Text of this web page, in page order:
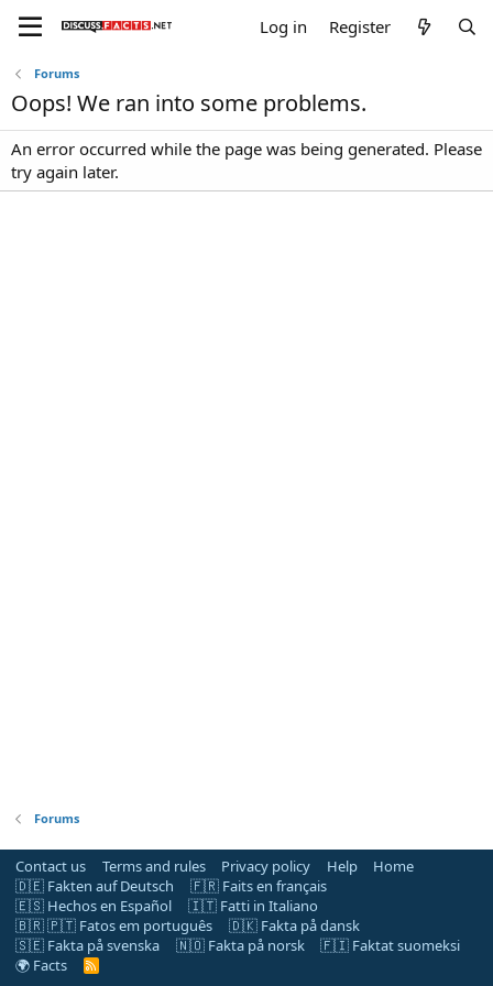
Log in Register
Forums
Oops! We ran into some problems.
An error occurred while the page was being generated. Please
try again later.
Forums
Contact us Terms and rules Privacy policy Help
Home
🇩🇪 Fakten auf Deutsch
🇫🇷 Faits en français
🇪🇸 Hechos en Español
🇮🇹 Fatti in Italiano
🇧🇷 🇵🇹 Fatos em português
🇩🇰 Fakta på dansk
🇸🇪 Fakta på svenska
🇳🇴 Fakta på norsk
🇫🇮 Faktat suomeksi
🌍 Facts
R